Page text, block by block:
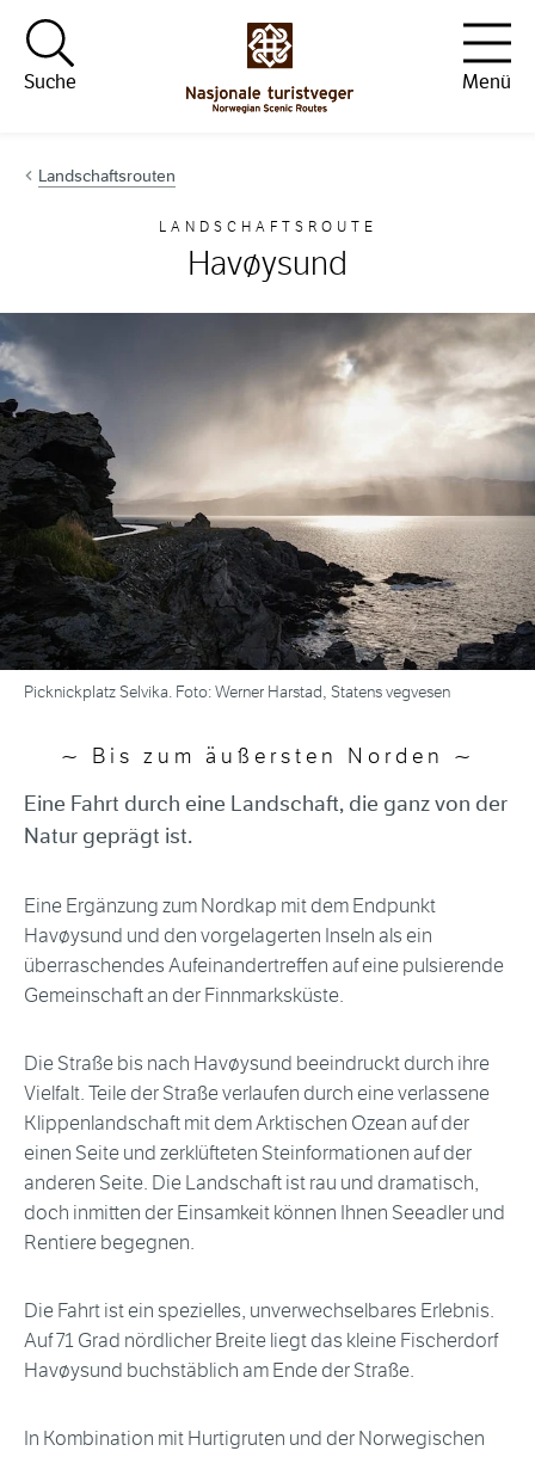
Hopp til innhold
Suche
Menü
Landschaftsrouten
LANDSCHAFTSROUTE
Havøysund
Picknickplatz Selvika. Foto: Werner Harstad, Statens vegvesen
Bis zum äußersten Norden
Eine Fahrt durch eine Landschaft, die ganz von der
Natur geprägt ist.
Eine Ergänzung zum Nordkap mit dem Endpunkt
Havøysund und den vorgelagerten Inseln als ein
überraschendes Aufeinandertreffen auf eine pulsierende
Gemeinschaft an der Finnmarksküste.
Die Straße bis nach Havøysund beeindruckt durch ihre
Vielfalt. Teile der Straße verlaufen durch eine verlassene
Klippenlandschaft mit dem Arktischen Ozean auf der
einen Seite und zerklüfteten Steinformationen auf der
anderen Seite. Die Landschaft ist rau und dramatisch,
doch inmitten der Einsamkeit können Ihnen Seeadler und
Rentiere begegnen.
Die Fahrt ist ein spezielles, unverwechselbares Erlebnis.
Auf 71 Grad nördlicher Breite liegt das kleine Fischerdorf
Havøysund buchstäblich am Ende der Straße.
In Kombination mit Hurtigruten und der Norwegischen